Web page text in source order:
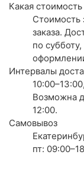
Какая
Стоимость
заказа.
по
Интервалы
Возможна
12:00.
Самовывоз
пт: